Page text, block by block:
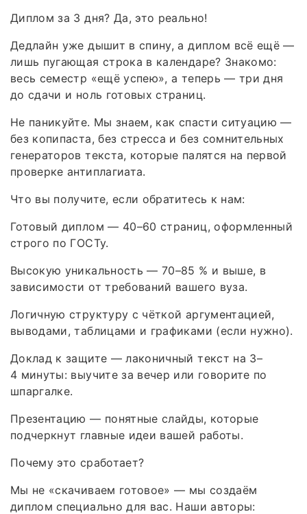
Диплом за 3 дня? Да, это реально!
Дедлайн уже дышит в спину, а диплом всё ещё —
лишь пугающая строка в календаре? Знакомо:
весь семестр «ещё успею», а теперь — три дня
до сдачи и ноль готовых страниц.
Не паникуйте. Мы знаем, как спасти ситуацию —
без копипаста, без стресса и без сомнительных
генераторов текста, которые палятся на первой
проверке антиплагиата.
Что вы получите, если обратитесь к нам:
Готовый диплом — 40–60 страниц, оформленный
строго по ГОСТу.
Высокую уникальность — 70–85 % и выше, в
зависимости от требований вашего вуза.
Логичную структуру с чёткой аргументацией,
выводами, таблицами и графиками (если нужно).
Доклад к защите — лаконичный текст на 3–
4 минуты: выучите за вечер или говорите по
шпаргалке.
Презентацию — понятные слайды, которые
подчеркнут главные идеи вашей работы.
Почему это сработает?
Мы не «скачиваем готовое» — мы создаём
диплом специально для вас. Наши авторы: